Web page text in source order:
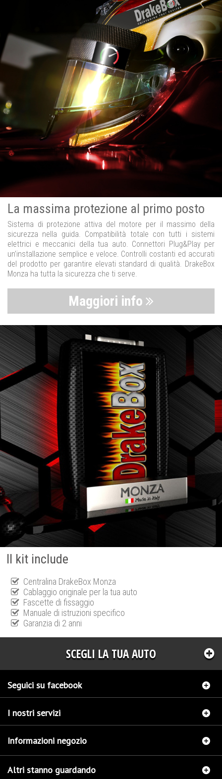
La massima protezione al primo posto
Sistema di protezione attiva del motore per il massimo della
sicurezza nella guida. Compatibilità totale con tutti i sistemi
elettrici e meccanici della tua auto. Connettori Plug&Play per
un’installazione semplice e veloce. Controlli costanti ed accurati
del prodotto per garantire elevati standard di qualità. DrakeBox
Monza ha tutta la sicurezza che ti serve.
Maggiori info
Il kit include
Centralina DrakeBox Monza
Cablaggio originale per la tua auto
Fascette di fissaggio
Manuale di istruzioni specifico
Garanzia di 2 anni
SCEGLI LA TUA AUTO
Seguici su facebook
I nostri servizi
Informazioni negozio
Altri stanno guardando